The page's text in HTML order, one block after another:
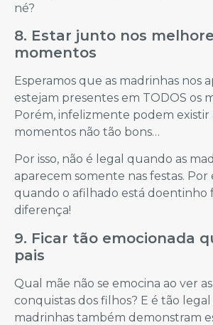
né?
8. Estar junto nos
momentos
Esperamos que as madrinhas nos
estejam presentes em TODOS os
Porém, infelizmente podem existir
momentos não tão bons…
Por isso, não é legal quando as
aparecem somente nas festas.
quando o afilhado está doentinho
diferença!
9. Ficar tão emocionada
pais
Qual mãe não se emocina ao ver
conquistas dos filhos? E é tão
madrinhas também demonstram